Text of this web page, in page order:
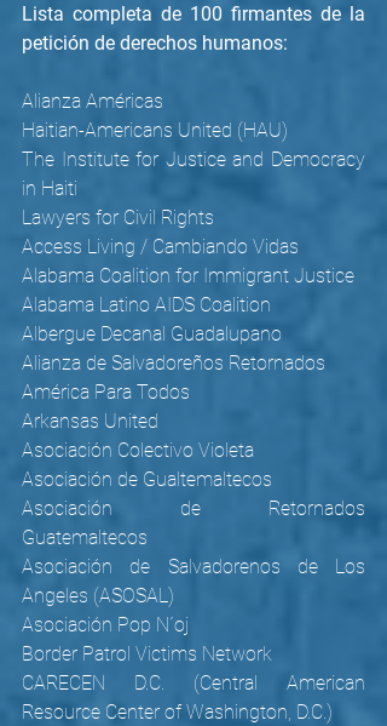
Lista completa de 100 firmantes de la
petición de derechos humanos:
Alianza Américas
Haitian-Americans United (HAU)
The Institute for Justice and Democracy
in Haiti
Lawyers for Civil Rights
Access Living / Cambiando Vidas
Alabama Coalition for Immigrant Justice
Alabama Latino AIDS Coalition
Albergue Decanal Guadalupano
Alianza de Salvadoreños Retornados
América Para Todos
Arkansas United
Asociación Colectivo Violeta
Asociación de Gualtemaltecos
Asociación de Retornados
Guatemaltecos
Asociación de Salvadorenos de Los
Angeles (ASOSAL)
Asociación Pop N´oj
Border Patrol Victims Network
CARECEN D.C. (Central American
Resource Center of Washington, D.C.)